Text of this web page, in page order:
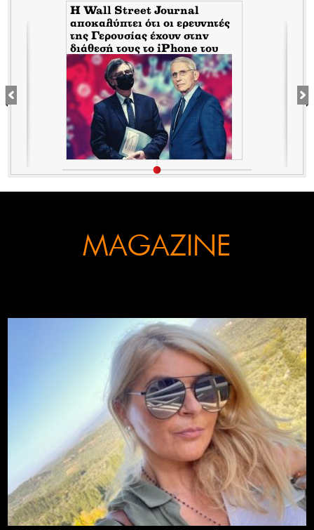
H Wall Street Journal
αποκαλύπτει ότι οι ερευνητές
της Γερουσίας έχουν στην
διάθεσή τους το iPhone του
Tony Fauci από την περίοδο
της πανδημίας. Τι σημαίνει
αυτό για τον εμπλεκόμενο
Σωτήρη Τσιόδρα
MAGAZINE